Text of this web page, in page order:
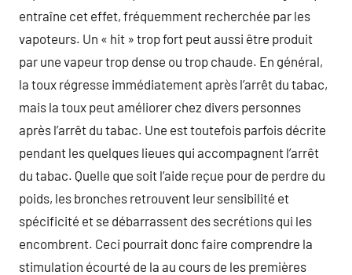
entraîne cet effet, fréquemment recherchée par les
vapoteurs. Un « hit » trop fort peut aussi être produit
par une vapeur trop dense ou trop chaude. En général,
la toux régresse immédiatement après l’arrêt du tabac,
mais la toux peut améliorer chez divers personnes
après l’arrêt du tabac. Une est toutefois parfois décrite
pendant les quelques lieues qui accompagnent l’arrêt
du tabac. Quelle que soit l’aide reçue pour de perdre du
poids, les bronches retrouvent leur sensibilité et
spécificité et se débarrassent des secrétions qui les
encombrent. Ceci pourrait donc faire comprendre la
stimulation écourté de la au cours de les premières